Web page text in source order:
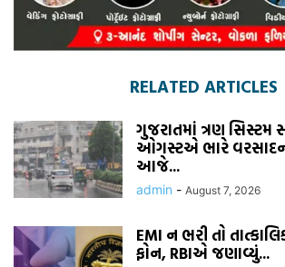
RELATED ARTICLES
ગુજરાતમાં ત્રણ સિસ્ટમ
ઓગસ્ટએ ભારે
આજે...
admin - August 7, 2026
EMI ન ભરી તો
ફોન, RBIએ જણાવ્યું...